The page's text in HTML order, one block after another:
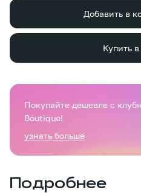
Добавить в
Купить
Подробнее
Покупайте дешевле с
Boutique!
узнать больше